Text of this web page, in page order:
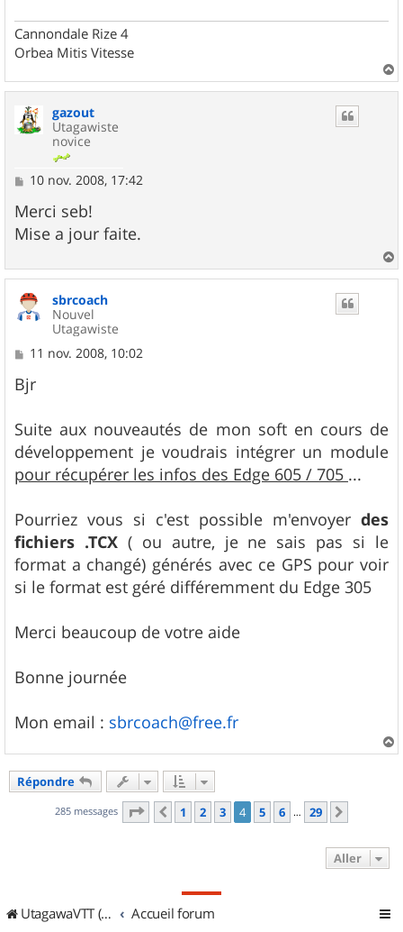
Cannondale Rize 4
Orbea Mitis Vitesse
a
gazout
Utagawiste
novice
M
s
s
a
e
10 nov. 2008, 17:42
Merci seb!
Mise a jour faite.
a
sbrcoach
Nouvel
Utagawiste
M
s
s
g
e
11 nov. 2008, 10:02
Bjr
Suite aux nouveautés de mon soft en cours de
développement je voudrais intégrer un module
pour récupérer les infos des Edge 605 / 705 ...
Pourriez vous si c'est possible m'envoyer des
fichiers .TCX ( ou autre, je ne sais pas si le
format a changé) générés avec ce GPS pour voir
si le format est géré différemment du Edge 305
Merci beaucoup de votre aide
Bonne journée
Mon email : sbrcoach@free.fr
a
Répondre
285 messages Page 4sur
Précédent
1 2 3 4 5 6 … 29
Aller
UtagawaVTT (Randos VTT et VTTAE avec traces GPS) Accueil forum